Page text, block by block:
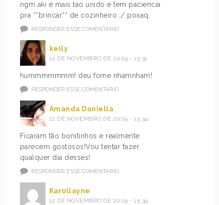
ngm aki é mais tao unido e tem paciencia
pra **brincar** de cozinheiro ;/ poxaq.
RESPONDER ESSE COMENTÁRIO
kelly
12 DE NOVEMBRO DE 2009 - 15:31
hummmmmmm! deu fome nhamnham!
RESPONDER ESSE COMENTÁRIO
Amanda Daniella
12 DE NOVEMBRO DE 2009 - 15:34
Ficaram tão bonitinhos e realmente
parecem gostosos!Vou tentar fazer
qualquer dia desses!
RESPONDER ESSE COMENTÁRIO
Karollayne
12 DE NOVEMBRO DE 2009 - 15:39